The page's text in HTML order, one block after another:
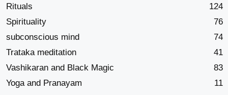
Rituals
124
Spirituality
76
subconscious mind
74
Trataka meditation
41
Vashikaran and Black Magic
83
Yoga and Pranayam
11